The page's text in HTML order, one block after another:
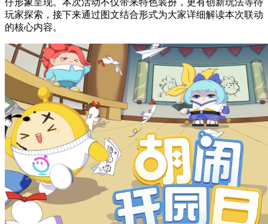
玩家探索，接下来通过图文结合形式为大家详细解读本次联动
的核心内容。